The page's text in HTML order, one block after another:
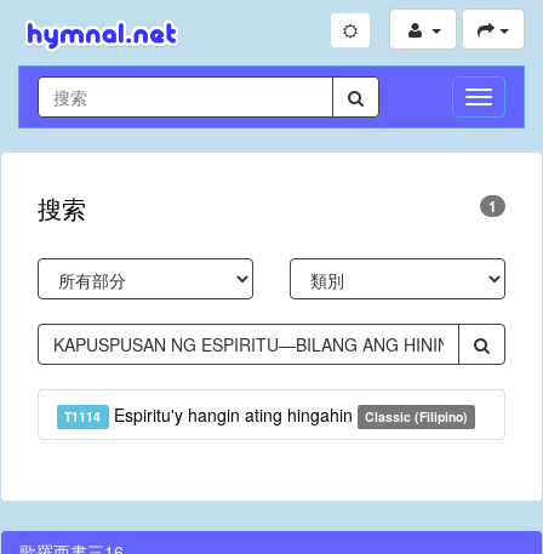
切
換
導
搜索 1
T1114 Espiritu'y hangin ating hingahin Classic (Filipino)